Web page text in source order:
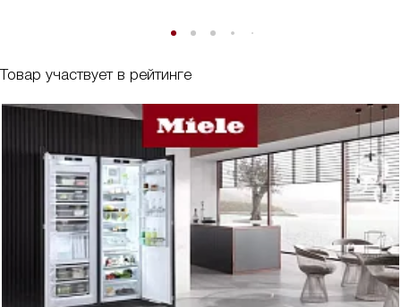
Товар участвует в рейтинге